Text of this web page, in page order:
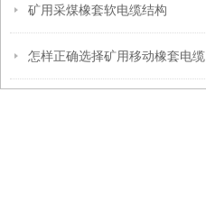
矿用采煤橡套软电缆结构
怎样正确选择矿用移动橡套电缆